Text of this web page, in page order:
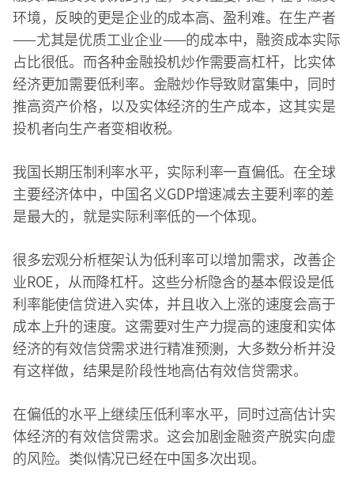
环境，反映的更是企业的成本高、盈利难。在生产者
——尤其是优质工业企业——的成本中，融资成本实际
占比很低。而各种金融投机炒作需要高杠杆，比实体
经济更加需要低利率。金融炒作导致财富集中，同时
推高资产价格，以及实体经济的生产成本，这其实是
投机者向生产者变相收税。
我国长期压制利率水平，实际利率一直偏低。在全球
主要经济体中，中国名义GDP增速减去主要利率的差
是最大的，就是实际利率低的一个体现。
很多宏观分析框架认为低利率可以增加需求，改善企
业ROE，从而降杠杆。这些分析隐含的基本假设是低
利率能使信贷进入实体，并且收入上涨的速度会高于
成本上升的速度。这需要对生产力提高的速度和实体
经济的有效信贷需求进行精准预测，大多数分析并没
有这样做，结果是阶段性地高估有效信贷需求。
在偏低的水平上继续压低利率水平，同时过高估计实
体经济的有效信贷需求。这会加剧金融资产脱实向虚
的风险。类似情况已经在中国多次出现。